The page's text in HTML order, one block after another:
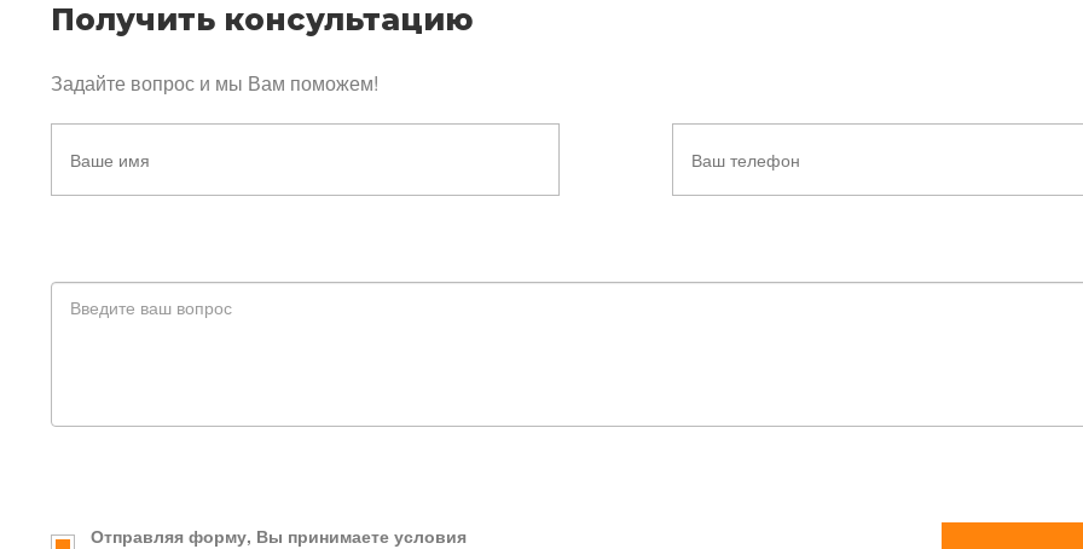
Получить консультацию
Задайте вопрос и мы Вам поможем!
Отправляя форму, Вы принимаете условия